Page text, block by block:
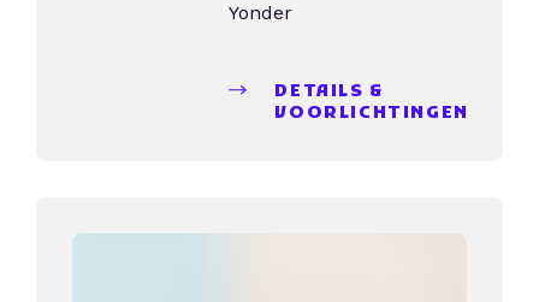
Yonder
DETAILS &
VOORLICHTINGEN